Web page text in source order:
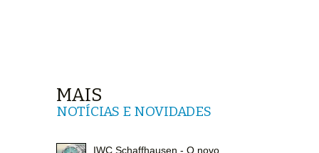
MAIS
NOTÍCIAS E NOVIDADES
IWC Schaffhausen - O novo